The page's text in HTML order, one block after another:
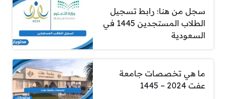
سجل من هنا؛ رابط تسجيل
الطلاب المستجدين 1445 في
السعودية
ما هي تخصصات جامعة
عفت 2024 – 1445